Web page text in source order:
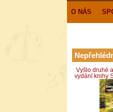
O NÁS
Vyšlo druhé
vydání knihy